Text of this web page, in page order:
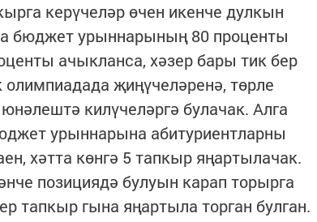
керүчеләр өчен икенче дулкын
бюджет урыннарының 80 проценты
ачыкланса, хәзер бары тик бер
җиңүчеләренә, төрле
килүчеләргә булачак. Алга
урыннарына абитуриентларны
хәтта көнгә 5 тапкыр яңартылачак.
позициядә булуын карап торырга
тапкыр гына яңартыла торган булган.